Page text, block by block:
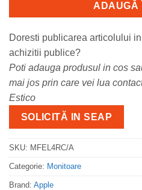
ADAUGĂ
Doresti publicarea articolului
achizitii publice?
Poti adauga produsul in cos
mai jos prin care vei lua
Estico
SOLICITĂ IN SEAP
SKU: MFEL4RC/A
Categorie: Monitoare
Brand: Apple